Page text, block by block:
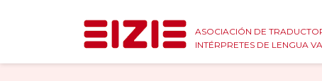
ASOCIACIÓN DE
INTÉRPRETES DE LENGUA